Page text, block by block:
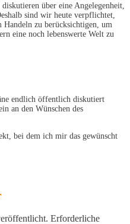
über eine Angelegenheit,
sind wir heute verpflichtet,
Handeln zu berücksichtigen, um
eine noch lebenswerte Welt zu
endlich öffentlich diskutiert
an den Wünschen des
bei dem ich mir das gewünscht
Erforderliche